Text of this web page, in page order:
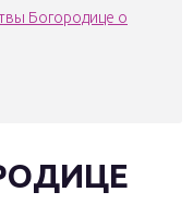
Богородице о